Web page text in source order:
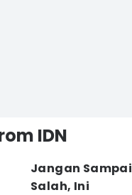
IDN
Jangan Sampai
Salah, Ini